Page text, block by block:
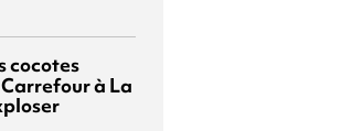
cocotes
à La